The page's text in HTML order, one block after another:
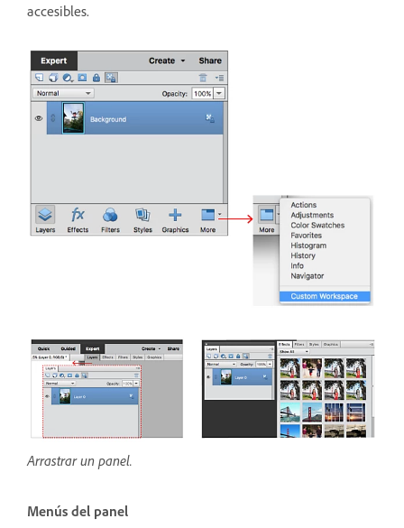
accesibles.
Arrastrar un panel.
Menús del panel